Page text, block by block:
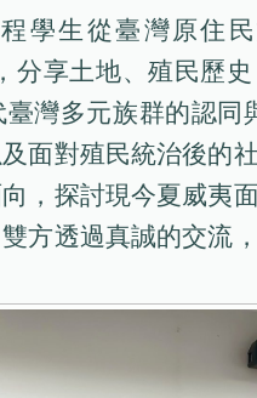
學生從臺灣原住
分享土地、殖民歷
灣多元族群的認同
面對殖民統治後的
，探討現今夏威夷
方透過真誠的交流